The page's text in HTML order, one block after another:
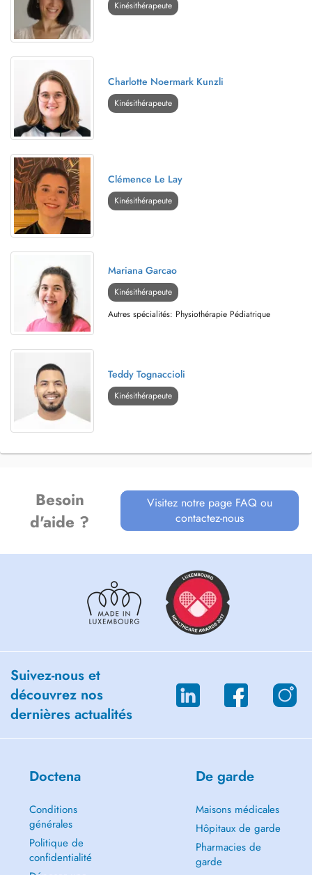
Kinésithérapeute
Charlotte Noermark Kunzli
Kinésithérapeute
Clémence Le Lay
Kinésithérapeute
Mariana Garcao
Kinésithérapeute
Autres spécialités: Physiothérapie Pédiatrique
Teddy Tognaccioli
Kinésithérapeute
Besoin
d'aide ?
Visitez notre page FAQ ou
contactez-nous
Suivez-nous et
découvrez nos
dernières actualités
Doctena
Conditions
générales
Politique de
confidentialité
De garde
Maisons médicales
Hôpitaux de garde
Pharmacies de
garde